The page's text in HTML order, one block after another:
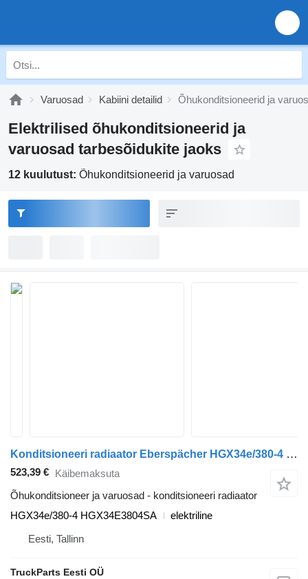
Varuosad Kabiini detailid Õhukonditsioneerid ja
Elektrilised õhukonditsioneerid ja
varuosad tarbesõidukite jaoks
12 kuulutust: Õhukonditsioneerid ja varuosad
Konditsioneeri radiaator Eberspächer HGX34e/380-4 tüübi jaoks bussi LE13 (01.16-12.20)
523,39 € Käibemaksuta
Õhukonditsioneer ja varuosad - konditsioneeri radiaator
HGX34e/380-4 HGX34E3804SA
elektriline
Eesti, Tallinn
TruckParts Eesti OÜ